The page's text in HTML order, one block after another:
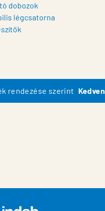
dobozok
légcsatorna
rendezése szerint